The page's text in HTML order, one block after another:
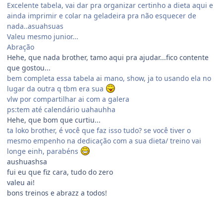
Excelente tabela, vai dar pra organizar certinho a dieta aqui e
ainda imprimir e colar na geladeira pra não esquecer de
nada..asuahsuas
Valeu mesmo junior...
Abração
Hehe, que nada brother, tamo aqui pra ajudar...fico contente
que gostou...
bem completa essa tabela ai mano, show, ja to usando ela no
lugar da outra q tbm era sua
vlw por compartilhar ai com a galera
ps:tem até calendário uahauhha
Hehe, que bom que curtiu...
ta loko brother, é você que faz isso tudo? se você tiver o
mesmo empenho na dedicação com a sua dieta/ treino vai
longe einh, parabéns
aushuashsa
fui eu que fiz cara, tudo do zero
valeu ai!
bons treinos e abrazz a todos!